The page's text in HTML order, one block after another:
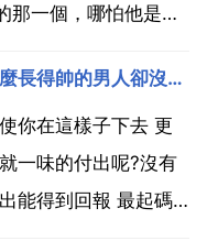
那一個，哪怕他是窮
的人，這些人可能是
的選擇。人生經常
為什麼長得帥的男人都沒錢,為什麼長得帥的男人卻沒錢呢？
你在這樣子下去 更
一味的付出呢?沒有
能得到回報 最起碼